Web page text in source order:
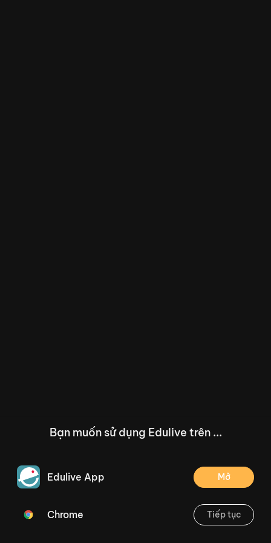
/--
Thoát
Bạn muốn sử dụng Edulive trên ...
Edulive App Mở
Chrome Tiếp tục